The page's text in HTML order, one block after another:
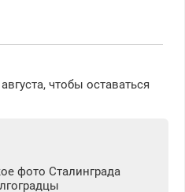
чтобы оставаться
фото Сталинграда